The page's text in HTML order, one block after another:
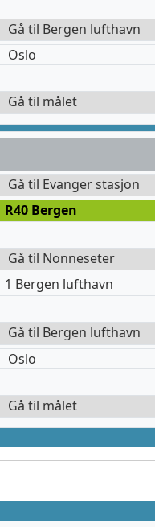
Gå til Bergen lufthavn
Oslo
Gå til målet
Gå til Evanger stasjon
R40 Bergen
Gå til Nonneseter
1 Bergen lufthavn
Gå til Bergen lufthavn
Oslo
Gå til målet